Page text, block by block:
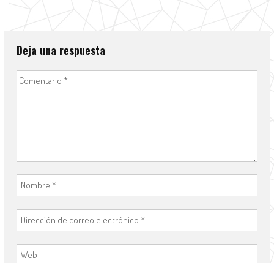
Deja una respuesta